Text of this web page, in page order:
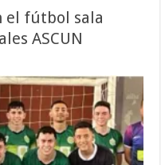
el fútbol sala
ASCUN